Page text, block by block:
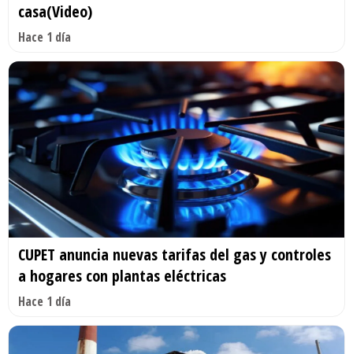
casa(Video)
Hace 1 día
CUPET anuncia nuevas tarifas del gas y controles
a hogares con plantas eléctricas
Hace 1 día